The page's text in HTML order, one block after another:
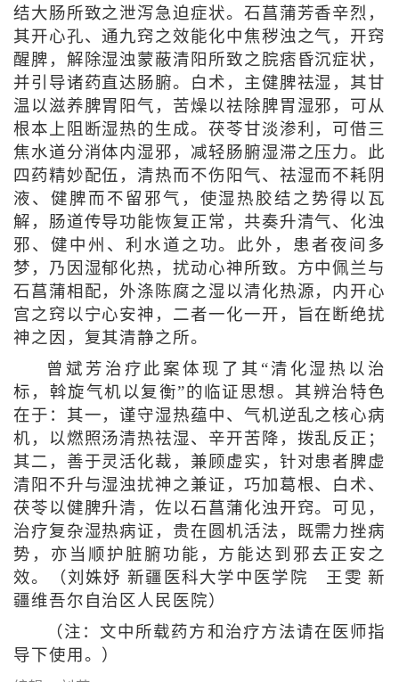
结大肠所致之泄泻急迫症状。石菖蒲芳香辛烈，
其开心孔、通九窍之效能化中焦秽浊之气，开窍
醒脾，解除湿浊蒙蔽清阳所致之脘痞昏沉症状，
并引导诸药直达肠腑。白术，主健脾祛湿，其甘
温以滋养脾胃阳气，苦燥以祛除脾胃湿邪，可从
根本上阻断湿热的生成。茯苓甘淡渗利，可借三
焦水道分消体内湿邪，减轻肠腑湿滞之压力。此
四药精妙配伍，清热而不伤阳气、祛湿而不耗阴
液、健脾而不留邪气，使湿热胶结之势得以瓦
解，肠道传导功能恢复正常，共奏升清气、化浊
邪、健中州、利水道之功。此外，患者夜间多
梦，乃因湿郁化热，扰动心神所致。方中佩兰与
石菖蒲相配，外涤陈腐之湿以清化热源，内开心
宫之窍以宁心安神，二者一化一开，旨在断绝扰
神之因，复其清静之所。
曾斌芳治疗此案体现了其“清化湿热以治
标，斡旋气机以复衡”的临证思想。其辨治特色
在于：其一，谨守湿热蕴中、气机逆乱之核心病
机，以燃照汤清热祛湿、辛开苦降，拨乱反正；
其二，善于灵活化裁，兼顾虚实，针对患者脾虚
清阳不升与湿浊扰神之兼证，巧加葛根、白术、
茯苓以健脾升清，佐以石菖蒲化浊开窍。可见，
治疗复杂湿热病证，贵在圆机活法，既需力挫病
势，亦当顺护脏腑功能，方能达到邪去正安之
效。（刘姝妤 新疆医科大学中医学院 王雯 新
疆维吾尔自治区人民医院）
（注：文中所载药方和治疗方法请在医师指
导下使用。）